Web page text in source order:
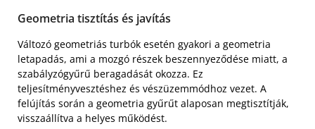
Geometria tisztítás és javítás
Változó geometriás turbók esetén gyakori a geometria
letapadás, ami a mozgó részek beszennyeződése miatt, a
szabályzógyűrű beragadását okozza. Ez
teljesítményvesztéshez és vészüzemmódhoz vezet. A
felújítás során a geometria gyűrűt alaposan megtisztítják,
visszaállítva a helyes működést.